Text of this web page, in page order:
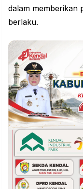
dalam memberikan
berlaku.